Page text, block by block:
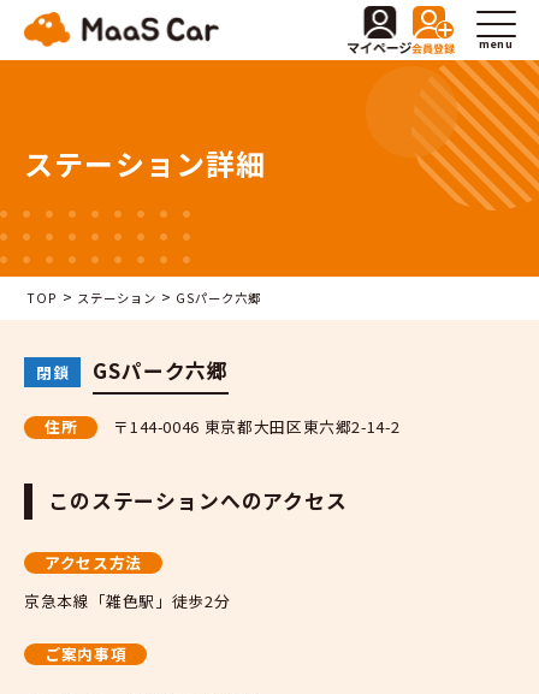
menu
ステーション詳細
TOP > ステーション > GSパーク六郷
閉鎖 GSパーク六郷
住所 〒144-0046 東京都大田区東六郷2-14-2
このステーションへのアクセス
アクセス方法
京急本線「雑色駅」徒歩2分
ご案内事項